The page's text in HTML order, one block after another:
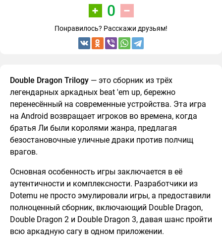
0
Понравилось? Расскажи друзьям!
Double Dragon Trilogy — это сборник из трёх
легендарных аркадных beat 'em up, бережно
перенесённый на современные устройства. Эта игра
на Android возвращает игроков во времена, когда
братья Ли были королями жанра, предлагая
безостановочные уличные драки против полчищ
врагов.
Основная особенность игры заключается в её
аутентичности и комплексности. Разработчики из
Dotemu не просто эмулировали игры, а предоставили
полноценный сборник, включающий Double Dragon,
Double Dragon 2 и Double Dragon 3, давая шанс пройти
всю аркадную сагу в одном приложении.